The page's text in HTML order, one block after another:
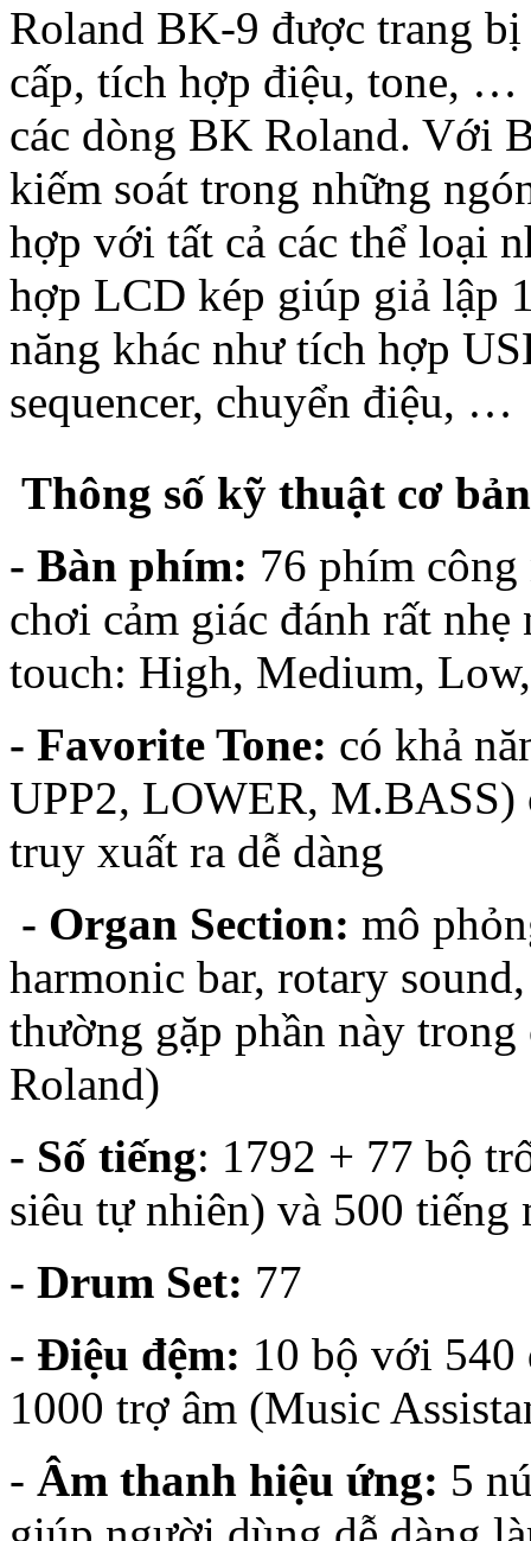
Roland BK-9 được trang
cấp, tích hợp điệu, tone, …
các dòng BK Roland. Với
kiếm soát trong những
hợp với tất cả các thể loại
hợp LCD kép giúp giả lập
năng khác như tích hợp
sequencer, chuyển điệu, …
Thông số kỹ thuật cơ
- Bàn phím: 76 phím
chơi cảm giác đánh rất
touch: High, Medium,
- Favorite Tone: có khả
UPP2, LOWER, M.BASS)
truy xuất ra dễ dàng
- Organ Section: mô
harmonic bar, rotary
thường gặp phần này
Roland)
- Số tiếng: 1792 + 77 bộ
siêu tự nhiên) và 500 tiếng
- Drum Set: 77
- Điệu đệm: 10 bộ với 540
1000 trợ âm (Music
- Âm thanh hiệu ứng: 5